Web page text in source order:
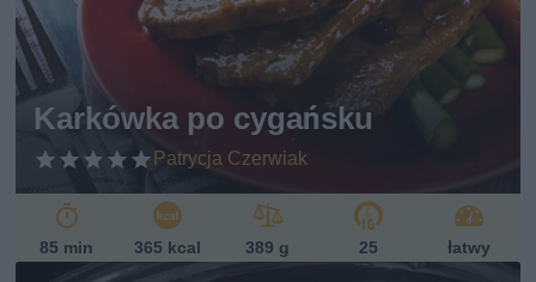
Karkówka po cygańsku
Patrycja Czerwiak
85 min 365 kcal 389 g 25 łatwy